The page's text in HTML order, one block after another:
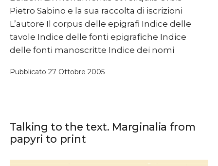
Pietro Sabino e la sua raccolta di iscrizioni
L’autore Il corpus delle epigrafi Indice delle
tavole Indice delle fonti epigrafiche Indice
delle fonti manoscritte Indice dei nomi
Pubblicato 27 Ottobre 2005
Talking to the text. Marginalia from
papyri to print